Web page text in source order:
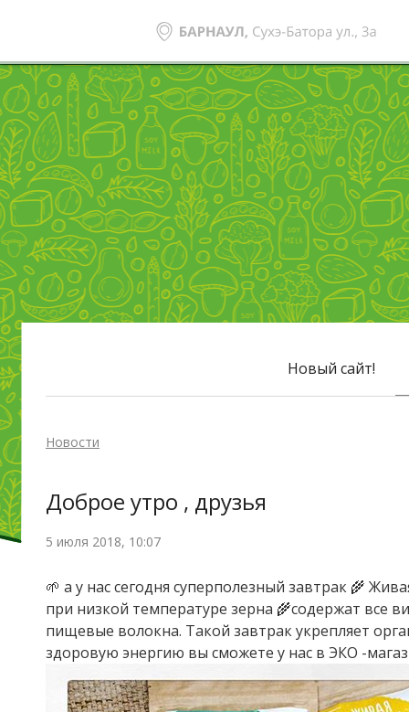
Новый сайт!
Новости
Доброе утро , друзья
5 июля 2018, 10:07
🌱 а у нас сегодня суперполезный завтрак 🌾
при низкой температуре зерна 🌾содержат все
пищевые волокна. Такой завтрак укрепляет
здоровую энергию вы сможете у нас в ЭКО -